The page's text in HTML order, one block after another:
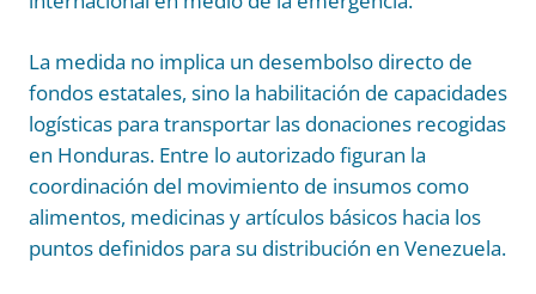
La medida no implica un desembolso directo de
fondos estatales, sino la habilitación de capacidades
logísticas para transportar las donaciones recogidas
en Honduras. Entre lo autorizado figuran la
coordinación del movimiento de insumos como
alimentos, medicinas y artículos básicos hacia los
puntos definidos para su distribución en Venezuela.